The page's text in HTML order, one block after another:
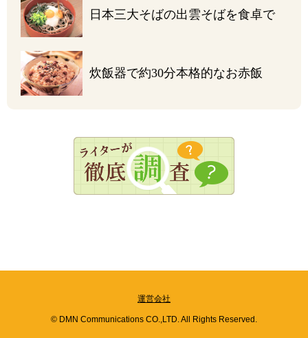
日本三大そばの出雲そばを食卓で
炊飯器で約30分本格的なお赤飯
運営会社
© DMN Communications CO.,LTD. All Rights Reserved.